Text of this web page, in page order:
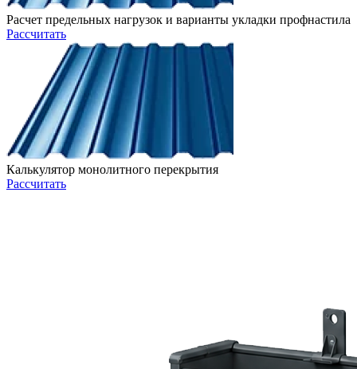
Расчет предельных нагрузок и варианты укладки профнастила
Рассчитать
Калькулятор монолитного перекрытия
Рассчитать